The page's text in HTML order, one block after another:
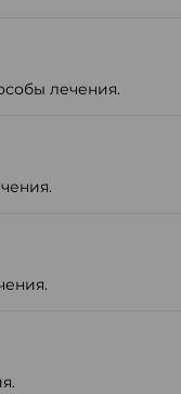
лечения.